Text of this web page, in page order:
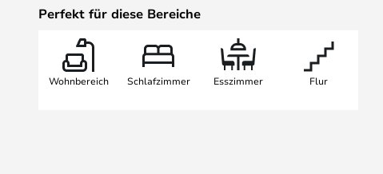
naturweißer Lichtfarbe wählen können.
Perfekt für diese Bereiche
Wohnbereich Schlafzimmer Esszimmer Flur